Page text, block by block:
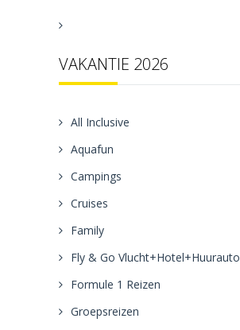
VAKANTIE 2026
All Inclusive
Aquafun
Campings
Cruises
Family
Fly & Go Vlucht+Hotel+Huurauto
Formule 1 Reizen
Groepsreizen